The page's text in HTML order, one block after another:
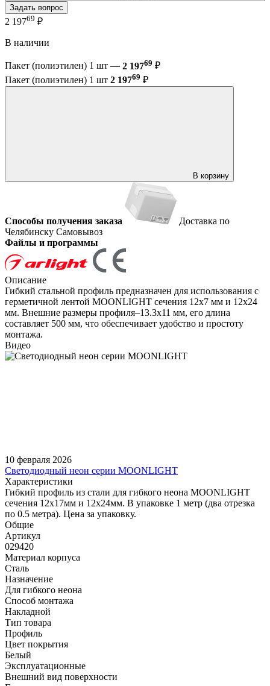
Задать вопрос
2 19769 ₽
В наличии
Пакет (полиэтилен) 1 шт — 2 19769 ₽
Пакет (полиэтилен) 1 шт 2 19769 ₽
В корзину
Способы получения заказа
Доставка по
Челябинску Самовывоз
Файлы и программы
Описание
Гибкий стальной профиль предназначен для использования с
герметичной лентой MOONLIGHT сечения 12х7 мм и 12x24
мм. Внешние размеры профиля–13.3x11 мм, его длина
составляет 500 мм, что обеспечивает удобство и простоту
монтажа.
Видео
10 февраля 2026
Светодиодный неон серии MOONLIGHT
Характеристики
Гибкий профиль из стали для гибкого неона MOONLIGHT
сечения 12х17мм и 12х24мм. В упаковке 1 метр (два отрезка
по 0.5 метра). Цена за упаковку.
Общие
Артикул
029420
Материал корпуса
Сталь
Назначение
Для гибкого неона
Способ монтажа
Накладной
Тип товара
Профиль
Цвет покрытия
Белый
Эксплуатационные
Внешний вид поверхности